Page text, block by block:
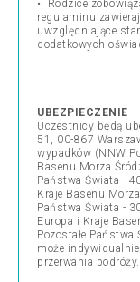
• Rodzice
regulaminu
uwzględniające
dodatkowych
UBEZPIECZENIE
Uczestnicy będą
51, 00-867
wypadków (NNW
Basenu Morza
Państwa Świata -
Kraje Basenu
Państwa Świata -
Europa i Kraje
Pozostałe
może
przerwania podróży.